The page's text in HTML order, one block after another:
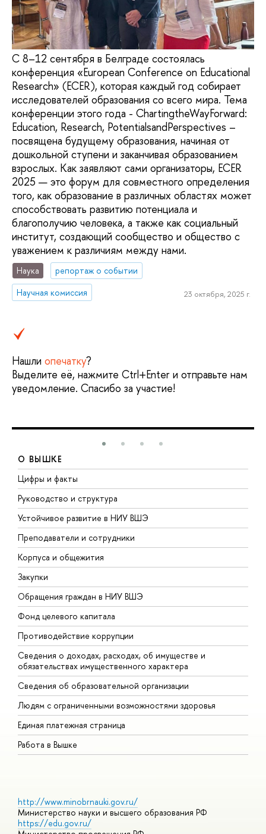
С 8–12 сентября в Белграде состоялась
конференция «European Conference on Educational
Research» (ECER), которая каждый год собирает
исследователей образования со всего мира. Тема
конференции этого года - ChartingtheWayForward:
Education, Research, PotentialsandPerspectives –
посвящена будущему образования, начиная от
дошкольной ступени и заканчивая образованием
взрослых. Как заявляют сами организаторы, ECER
2025 — это форум для совместного определения
того, как образование в различных областях может
способствовать развитию потенциала и
благополучию человека, а также как социальный
институт, создающий сообщество и общество с
уважением к различиям между нами.
Наука
репортаж о событии
Научная комиссия
23 октября, 2025 г.
Нашли опечатку?
Выделите её, нажмите Ctrl+Enter и отправьте нам
уведомление. Спасибо за участие!
О ВЫШКЕ
Цифры и факты
Руководство и структура
Устойчивое развитие в НИУ ВШЭ
Преподаватели и сотрудники
Корпуса и общежития
Закупки
Обращения граждан в НИУ ВШЭ
Фонд целевого капитала
Противодействие коррупции
Сведения о доходах, расходах, об имуществе и
обязательствах имущественного характера
Сведения об образовательной организации
Людям с ограниченными возможностями здоровья
Единая платежная страница
Работа в Вышке
http://www.minobrnauki.gov.ru/
Министерство науки и высшего образования РФ
https://edu.gov.ru/